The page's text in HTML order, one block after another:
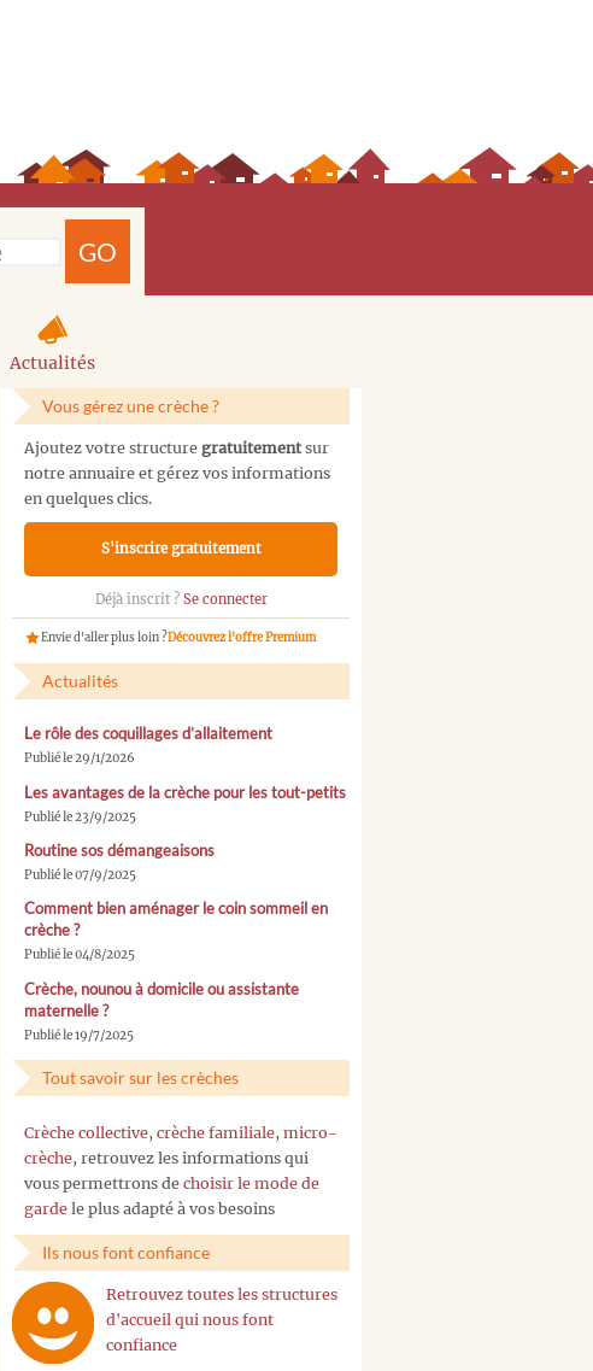
GO
Actualités
Vous gérez une crèche ?
Ajoutez votre structure gratuitementsur
notre annuaire et gérez vos informations
en quelques clics.
S'inscrire gratuitement
Déjà inscrit ? Se connecter
Envie d'aller plus loin ?Découvrez l'offre Premium
Actualités
Le rôle des coquillages d’allaitement
Publié le 29/1/2026
Les avantages de la crèche pour les tout-petits
Publié le 23/9/2025
Routine sos démangeaisons
Publié le 07/9/2025
Comment bien aménager le coin sommeil en
crèche ?
Publié le 04/8/2025
Crèche, nounou à domicile ou assistante
maternelle ?
Publié le 19/7/2025
Tout savoir sur les crèches
Crèche collective, crèche familiale, micro-
crèche, retrouvez les informations qui
vous permettrons de choisir le mode de
garde le plus adapté à vos besoins
Ils nous font confiance
Retrouvez toutes les structures
d'accueil qui nous font
confiance